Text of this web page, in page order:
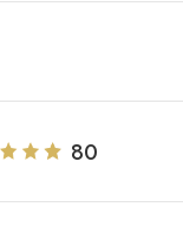
80